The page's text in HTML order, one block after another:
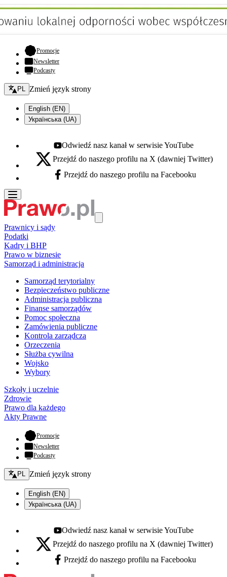
Promocje- otwiera się w nowej karcie
Newsletter
Podcasty
Zmień język - bieżący:
PL Zmień język strony
English (EN)
Українська (UA)
Youtube - otwiera się w nowej karcie
Odwiedź nasz kanał w serwisie YouTube
X - otwiera się w nowej karcie
Przejdź do naszego profilu na X (dawniej Twitter)
Facebook - otwiera się w nowej karcie
Przejdź do naszego profilu na Facebooku
Prawnicy i sądy
Podatki
Kadry i BHP
Prawo w biznesie
Samorząd i administracja
Samorząd terytorialny
Bezpieczeństwo publiczne
Administracja publiczna
Finanse samorządów
Pomoc społeczna
Zamówienia publiczne
Kontrola zarządcza
Orzeczenia
Służba cywilna
Wojsko
Wybory
Szkoły i uczelnie
Zdrowie
Prawo dla każdego
Akty Prawne
Promocje- otwiera się w nowej karcie
Newsletter
Podcasty
Zmień język - bieżący:
PL Zmień język strony
English (EN)
Українська (UA)
Youtube - otwiera się w nowej karcie
Odwiedź nasz kanał w serwisie YouTube
X - otwiera się w nowej karcie
Przejdź do naszego profilu na X (dawniej Twitter)
Facebook - otwiera się w nowej karcie
Przejdź do naszego profilu na Facebooku